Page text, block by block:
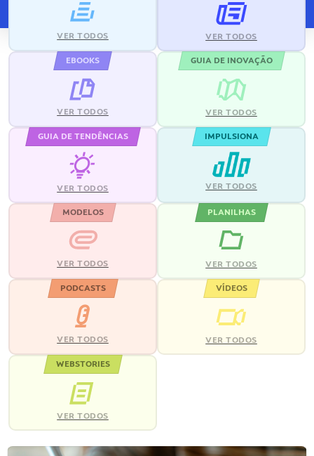
VER TODOS VER TODOS
EBOOKS
VER TODOS
GUIA DE INOVAÇÃO
VER TODOS
GUIA DE TENDÊNCIAS
VER TODOS
IMPULSIONA
VER TODOS
MODELOS
VER TODOS
PLANILHAS
VER TODOS
PODCASTS
VER TODOS
VÍDEOS
VER TODOS
WEBSTORIES
VER TODOS